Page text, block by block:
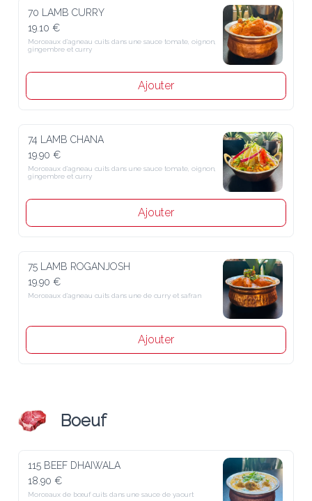
70 LAMB CURRY
19.10 €
Morceaux d’agneau cuits dans une sauce tomate, oignon, gingembre
et curry
Ajouter
74 LAMB CHANA
19.90 €
Morceaux d’agneau cuits dans une sauce tomate, oignon, gingembre
et curry
Ajouter
75 LAMB ROGANJOSH
19.90 €
Morceaux d’agneau cuits dans une de curry et safran
Ajouter
Boeuf
115 BEEF DHAIWALA
18.90 €
Morceaux de bœuf cuits dans une sauce de yaourt